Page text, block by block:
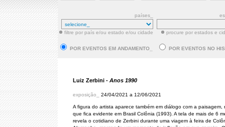
países_
filtre por país e/ou estado e/ou cidade procure por estados e
POR EVENTOS EM ANDAMENTO_ POR EVENTOS NO
Luiz Zerbini - Anos 1990
exposição_ 24/04/2021 a 12/06/2021
A figura do artista aparece também em diálogo com a paisagem,
que fica evidente em Brasil Colônia (1993). A tela de mais de 6
revela o cotidiano de Zerbini durante uma viagem à feira de